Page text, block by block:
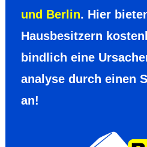
und Berlin. Hier
Hausbe­sitzern
bind­lich eine
analyse durch einen
an!